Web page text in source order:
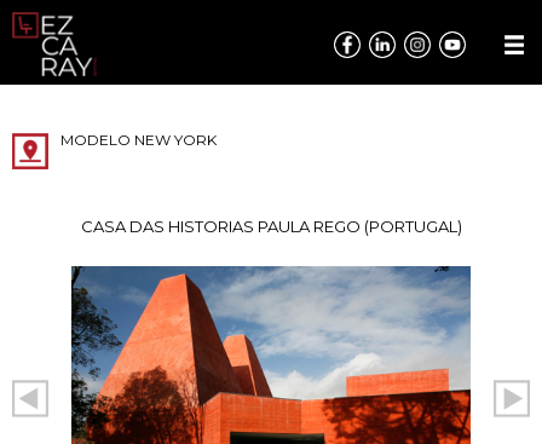
MODELO NEW YORK
CASA DAS HISTORIAS PAULA REGO (PORTUGAL)